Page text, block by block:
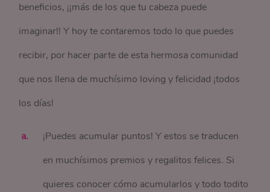
beneficios, ¡¡más de los que tu cabeza puede
imaginar!! Y hoy te contaremos todo lo que puedes
recibir, por hacer parte de esta hermosa comunidad
que nos llena de muchísimo loving y felicidad ¡todos
los días!
¡Puedes acumular puntos! Y estos se traducen
en muchísimos premios y regalitos felices. Si
quieres conocer cómo acumularlos y todo todito